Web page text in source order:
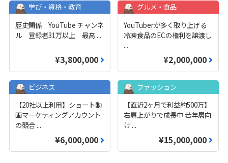
学び・資格・教育
歴史関係 YouTube チャンネ
ル 登録者31万以上 最高 ...
¥3,800,000
グルメ・食品
YouTuberが多く取り上げる
冷凍食品のECの権利を譲渡し
...
¥2,000,000
ビジネス
【20社以上利用】ショート動
画マーケティングアカウント
の競合...
¥6,000,000
ファッション
【直近2ヶ月で利益約500万】
右肩上がりで成長中 若年層向
け...
¥15,000,000